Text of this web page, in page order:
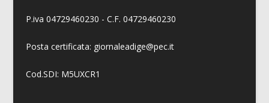
P.iva 04729460230 - C.F. 04729460230
Posta certificata: giornaleadige@pec.it
Cod.SDI: M5UXCR1